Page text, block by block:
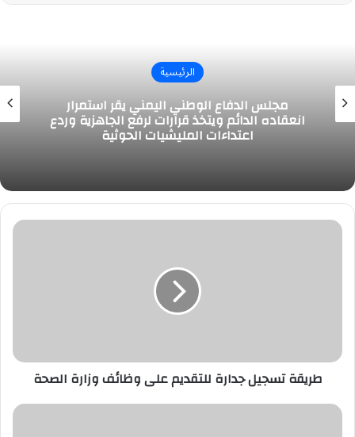
الرئيسية
مجلس الدفاع الوطني اليمني يقر استمرار
انعقاده الدائم ويتخذ قرارات لرفع الجاهزية وردع
اعتداءات المليشيات الحوثية
طريقة
طريقة تسجيل جدارة للتقديم على وظائف وزارة الصحة
رابط